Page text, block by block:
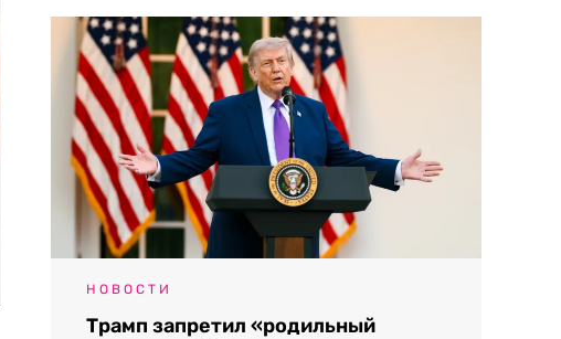
НОВОСТИ
Трамп запретил «родильный